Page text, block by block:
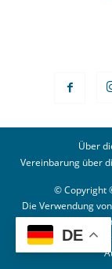
Über
Vereinbarung über
© Copyright
Die Verwendung
der
DE